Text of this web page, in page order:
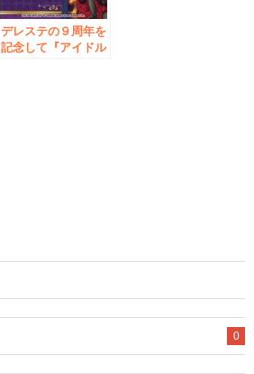
デレステの９周年を
記念して『アイドル
0